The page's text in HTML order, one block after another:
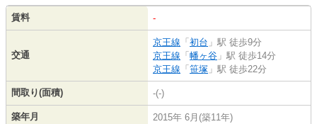
賃料 -
交通
京王線 「 初台 」駅 徒歩9分
京王線 「 幡ヶ谷 」駅 徒歩14分
京王線 「 笹塚 」駅 徒歩22分
間取り(面積) -(-)
築年月 2015年 6月(築11年)